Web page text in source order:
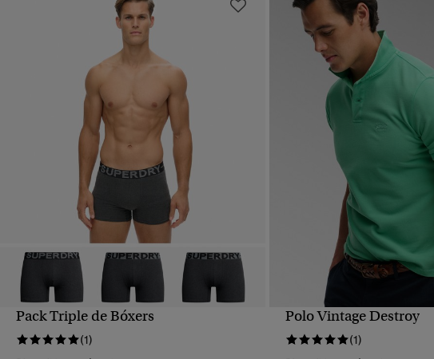
Pack Triple de Bóxers
(1)
VISTA RÁPIDA
Polo Vintage Destroy
(1)